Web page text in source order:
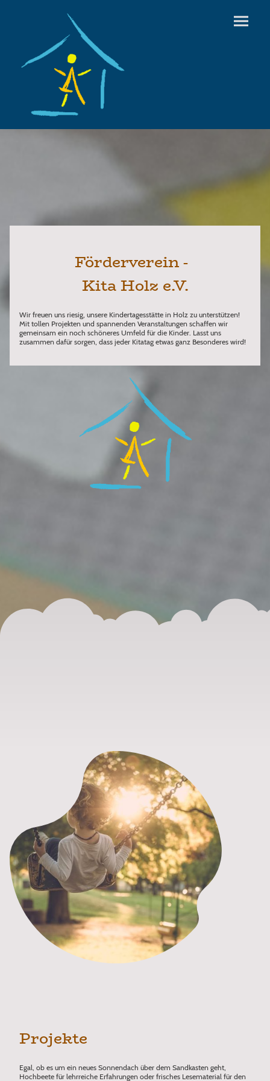
Förderverein -
Kita Holz e.V.
Wir freuen uns riesig, unsere Kindertagesstätte in Holz zu unterstützen!
Mit tollen Projekten und spannenden Veranstaltungen schaffen wir
gemeinsam ein noch schöneres Umfeld für die Kinder. Lasst uns
zusammen dafür sorgen, dass jeder Kitatag etwas ganz Besonderes wird!
Projekte
Egal, ob es um ein neues Sonnendach über dem Sandkasten geht,
Hochbeete für lehrreiche Erfahrungen oder frisches Lesematerial für den